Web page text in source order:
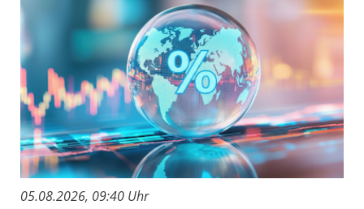
05.08.2026, 09:40 Uhr